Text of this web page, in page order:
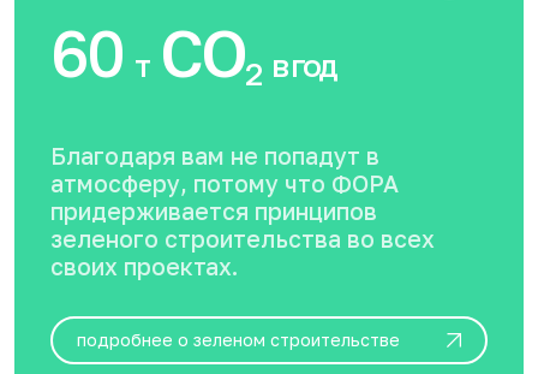
60 тCO2 в год
Благодаря вам не попадут в
атмосферу, потому что ФОРА
придерживается принципов
зеленого строительства во всех
своих проектах.
подробнее о зеленом строительстве